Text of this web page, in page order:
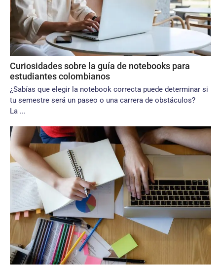
Curiosidades sobre la guía de notebooks para
estudiantes colombianos
¿Sabías que elegir la notebook correcta puede determinar si
tu semestre será un paseo o una carrera de obstáculos?
La ...